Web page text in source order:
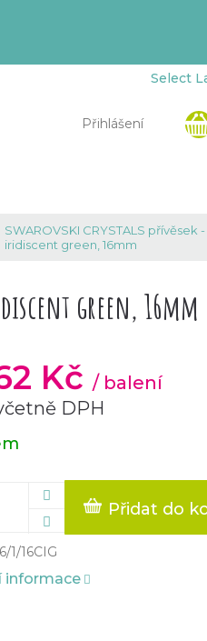
Přihlášení
Select
SWAROVSKI CRYSTALS přívěsek
iridiscent green, 16mm
green, 16mm
Kč / balení
DPH
Přidat do
1/16CIG
informace